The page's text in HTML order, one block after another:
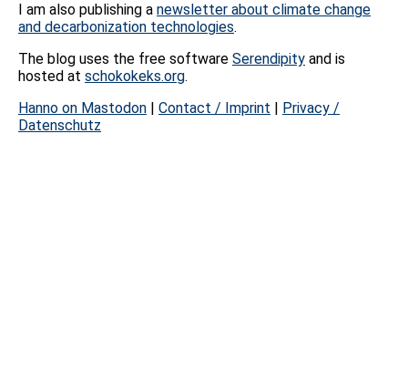
I am also publishing a newsletter about climate change
and decarbonization technologies.
The blog uses the free software Serendipity and is
hosted at schokokeks.org.
Hanno on Mastodon | Contact / Imprint | Privacy /
Datenschutz